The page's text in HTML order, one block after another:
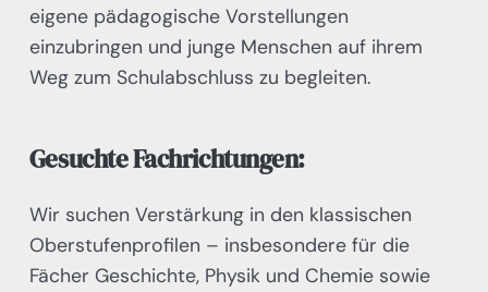
eigene pädagogische Vorstellungen
einzubringen und junge Menschen auf ihrem
Weg zum Schulabschluss zu begleiten.
Gesuchte Fachrichtungen:
Wir suchen Verstärkung in den klassischen
Oberstufenprofilen – insbesondere für die
Fächer Geschichte, Physik und Chemie sowie